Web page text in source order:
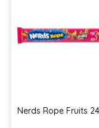
Nerds Rope Fruits